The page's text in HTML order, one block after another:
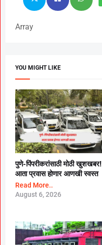
Array
YOU MIGHT LIKE
पुणे-पिंपरीकरांसाठी मोठी खुशखबर!
आता प्रवास होणार आणखी स्वस्त
Read More..
August 6, 2026